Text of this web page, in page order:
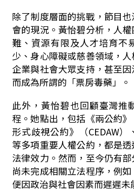
除了制度層面的挑戰，節目
會的現況。黃怡碧分析，人
難、資源有限及人才培育不
少、身心障礙或慈善領域，
企業與社會大眾支持，甚至因
而成為所謂的「票房毒藥」。
此外，黃怡碧也回顧臺灣推
程。她點出，包括《兩公約
形式歧視公約》（CEDAW）
等多項重要人權公約，都是
法律效力。然而，至今仍有
尚未完成相關立法程序，例
便因政治與社會因素而遲遲未